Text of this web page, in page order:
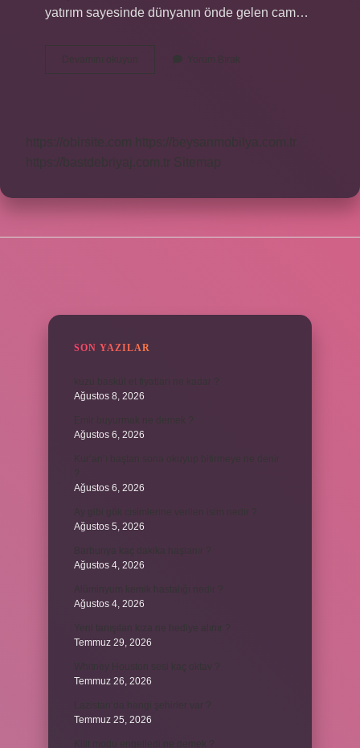
yatırım sayesinde dünyanın önde gelen cam…
Devamını okuyun
Hangi
Yorum Bırak
https://obirsite.com
https://beysanmobilya.com.tr
https://bastdebriyaj.com.tr Sitemap
SON YAZILAR
Ağustos 8, 2026
Ağustos 6, 2026
Ağustos 6, 2026
Ağustos 5, 2026
Ağustos 4, 2026
Ağustos 4, 2026
Temmuz 29, 2026
Temmuz 26, 2026
Temmuz 25, 2026